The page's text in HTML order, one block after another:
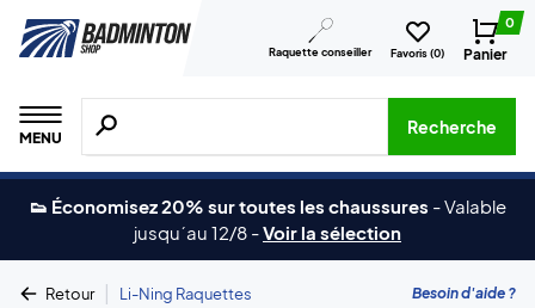
Raquette conseiller Favoris (0)
0
Panier
MENU
Recherche de produits, de marques, etc.
Recherche
👟 Économisez 20% sur toutes les chaussures -Valable
jusqu´au 12/8 -Voir la sélection
Retour | Li-Ning Raquettes Besoin d'aide ?